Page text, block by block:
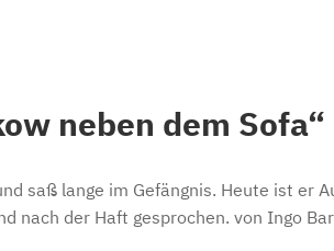
neben dem Sofa“
saß lange im Gefängnis. Heute ist
nach der Haft gesprochen. von Ingo